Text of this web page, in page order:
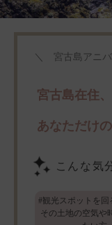
＼ 宮古島アニ
宮古島在住
あなただけ
こんな気
#観光スポットを回
その土地の空気や